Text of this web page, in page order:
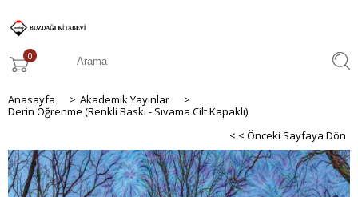
0
Anasayfa > Akademik Yayınlar
>
Derin Öğrenme (Renkli Baskı - Sıvama Cilt Kapaklı)
< < Önceki Sayfaya Dön